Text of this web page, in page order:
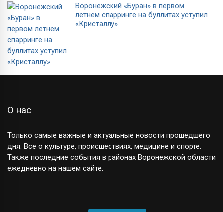
Воронежский «Буран» в первом
летнем спарринге на буллитах уступил
«Кристаллу»
О нас
Только самые важные и актуальные новости прошедшего
дня. Все о культуре, происшествиях, медицине и спорте.
Также последние события в районах Воронежской области
ежедневно на нашем сайте.